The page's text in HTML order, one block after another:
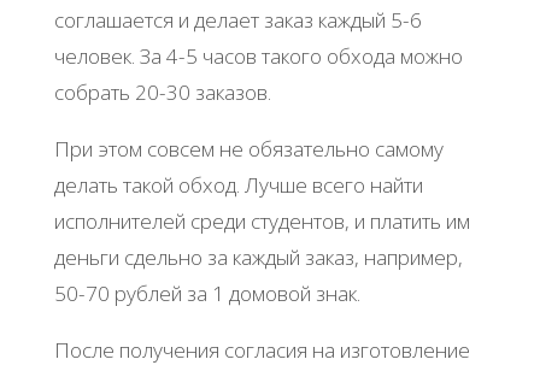
соглашается и делает заказ каждый 5-6
человек. За 4-5 часов такого обхода можно
собрать 20-30 заказов.
При этом совсем не обязательно самому
делать такой обход. Лучше всего найти
исполнителей среди студентов, и платить им
деньги сдельно за каждый заказ, например,
50-70 рублей за 1 домовой знак.
После получения согласия на изготовление